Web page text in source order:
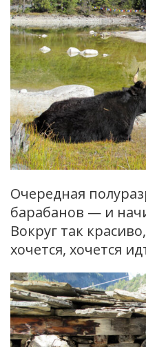
Очередная
барабанов — и
Вокруг так
хочется, хочется